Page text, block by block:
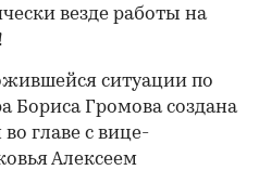
везде работы на
ситуации по
Бориса Громова создана
главе с вице-
Алексеем